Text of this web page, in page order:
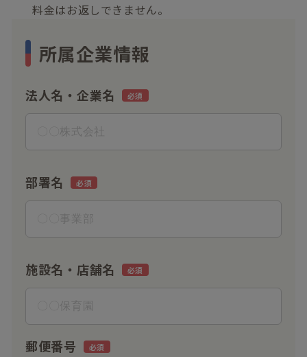
料金はお返しできません。
所属企業情報
法人名・企業名
部署名
施設名・店舗名
郵便番号